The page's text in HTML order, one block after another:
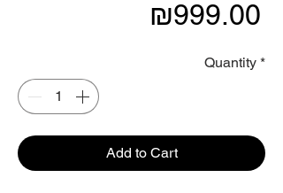
₪999.00
Quantity *
Add to Cart